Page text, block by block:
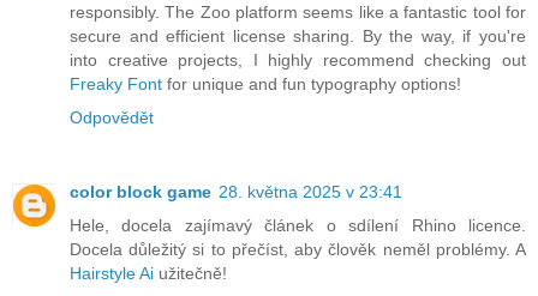
responsibly. The Zoo platform seems like a fantastic tool for
secure and efficient license sharing. By the way, if you're
into creative projects, I highly recommend checking out
Freaky Font for unique and fun typography options!
Odpovědět
color block game 28. května 2025 v 23:41
Hele, docela zajímavý článek o sdílení Rhino licence.
Docela důležitý si to přečíst, aby člověk neměl problémy. A
Hairstyle Ai užitečně!